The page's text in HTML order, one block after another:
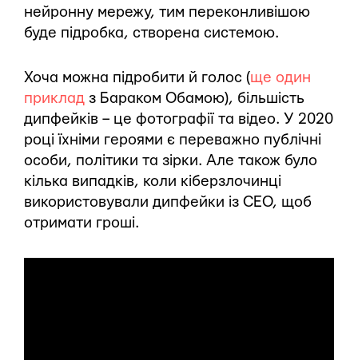
нейронну мережу, тим переконливішою
буде підробка, створена системою.
Хоча можна підробити й голос (ще один
приклад з Бараком Обамою), більшість
дипфейків – це фотографії та відео. У 2020
році їхніми героями є переважно публічні
особи, політики та зірки. Але також було
кілька випадків, коли кіберзлочинці
використовували дипфейки із CEO, щоб
отримати гроші.